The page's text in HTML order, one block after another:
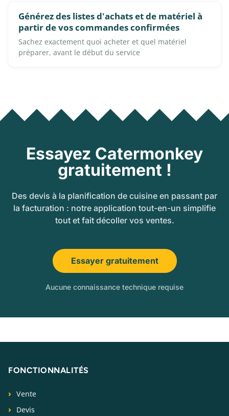
Générez des listes d'achats et de matériel à
partir de vos commandes confirmées
Sachez exactement quoi acheter et quel matériel
préparer, avant le début du service
Essayez Catermonkey
gratuitement !
Des devis à la planification de cuisine en passant par
la facturation : notre application tout-en-un simplifie
tout et fait décoller vos ventes.
Essayer gratuitement
Aucune connaissance technique requise
FONCTIONNALITÉS
Vente
Devis